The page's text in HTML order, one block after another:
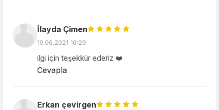
İlayda Çimen
19.06.2021 16:29
ilgi için teşekkür ederiz ❤️
Cevapla
Erkan çevirgen